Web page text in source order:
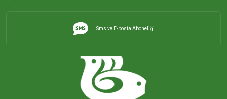
Sms ve E-posta Aboneliği